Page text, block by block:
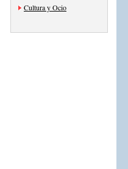
Cultura y Ocio